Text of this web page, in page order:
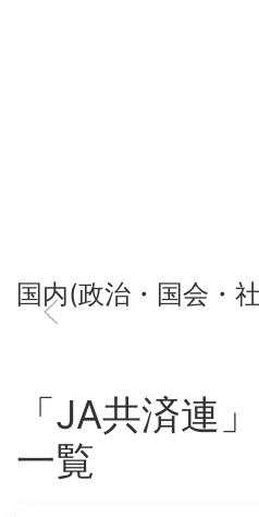
国内(政治・国会・
「JA共済連
一覧